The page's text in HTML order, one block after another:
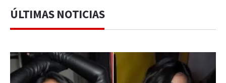
ÚLTIMAS NOTICIAS